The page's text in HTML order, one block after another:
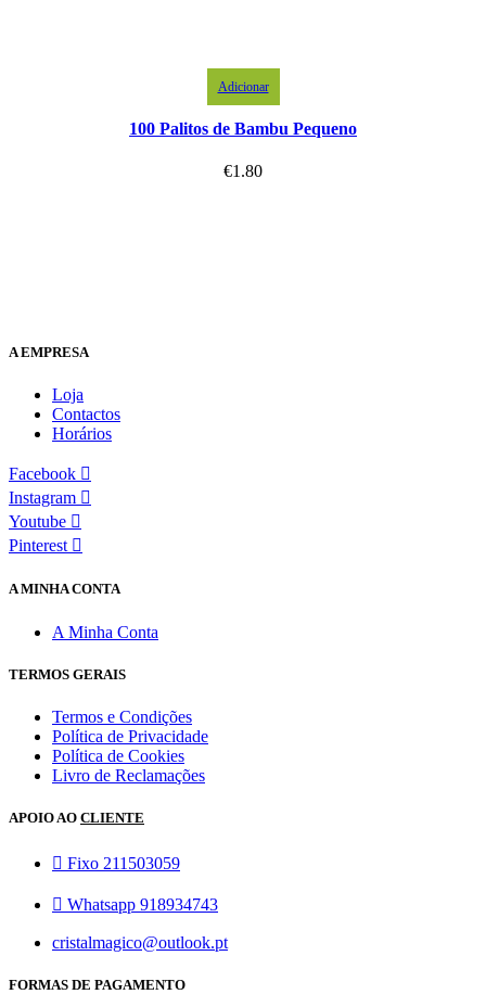
Adicionar
100 Palitos de Bambu Pequeno
€1.80
A EMPRESA
Loja
Contactos
Horários
Facebook
Instagram
Youtube
Pinterest
A MINHA CONTA
A Minha Conta
TERMOS GERAIS
Termos e Condições
Política de Privacidade
Política de Cookies
Livro de Reclamações
APOIO AO CLIENTE
Fixo 211503059
Whatsapp 918934743
cristalmagico@outlook.pt
FORMAS DE PAGAMENTO